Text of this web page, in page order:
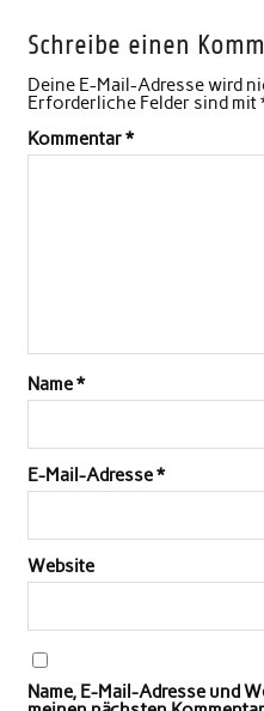
Schreibe einen
Deine E-Mail-Adresse wird
Erforderliche Felder sind mit
Kommentar*
Name*
E-Mail-Adresse*
Website
Name, E-Mail-Adresse und